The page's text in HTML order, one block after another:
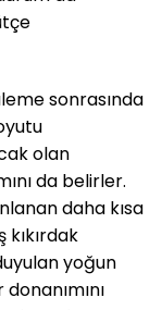
sonrasında
olan
da belirler.
daha kısa
kıkırdak
yoğun